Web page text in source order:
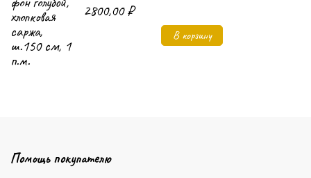
2800,00₽
В корзину
Помощь покупателю